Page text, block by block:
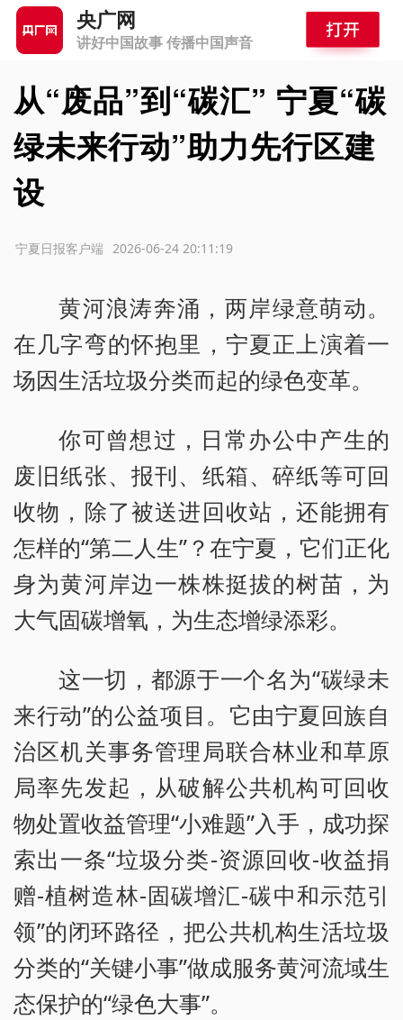
央广网
讲好中国故事 传播中国声音
从“废品”到“碳汇” 宁夏“碳
绿未来行动”助力先行区建
设
2026-06-24 20:11:19
宁夏日报客户端
黄河浪涛奔涌，两岸绿意萌动。
在几字弯的怀抱里，宁夏正上演着一
场因生活垃圾分类而起的绿色变革。
你可曾想过，日常办公中产生的
废旧纸张、报刊、纸箱、碎纸等可回
收物，除了被送进回收站，还能拥有
怎样的“第二人生”？在宁夏，它们正化
身为黄河岸边一株株挺拔的树苗，为
大气固碳增氧，为生态增绿添彩。
这一切，都源于一个名为“碳绿未
来行动”的公益项目。它由宁夏回族自
治区机关事务管理局联合林业和草原
局率先发起，从破解公共机构可回收
物处置收益管理“小难题”入手，成功探
索出一条“垃圾分类-资源回收-收益捐
赠-植树造林-固碳增汇-碳中和示范引
领”的闭环路径，把公共机构生活垃圾
分类的“关键小事”做成服务黄河流域生
态保护的“绿色大事”。